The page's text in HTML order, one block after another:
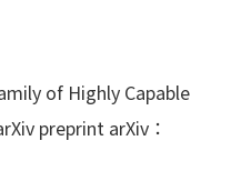
of Highly Capable
preprint arXiv：